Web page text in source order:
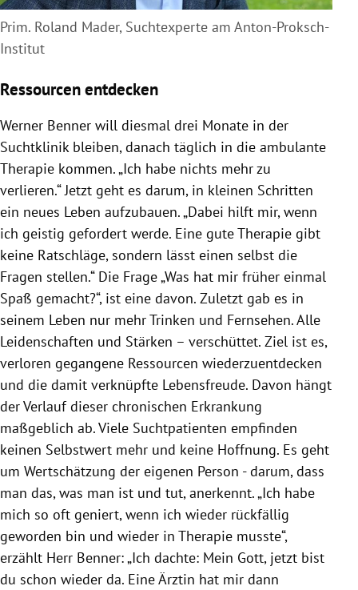
Prim. Roland Mader, Suchtexperte am Anton-Proksch-
Institut
Ressourcen entdecken
Werner Benner will diesmal drei Monate in der
Suchtklinikbleiben, danach täglich in die ambulante
Therapie kommen. „Ich habe nichts mehr zu
verlieren.“ Jetzt geht es darum, in kleinen Schritten
ein neues Leben aufzubauen. „Dabei hilft mir, wenn
ich geistig gefordert werde. Eine gute Therapie gibt
keine Ratschläge, sondern lässt einen selbst die
Fragen stellen.“ Die Frage „Was hat mir früher einmal
Spaß gemacht?“, ist eine davon. Zuletzt gab es in
seinem Leben nur mehr Trinken und Fernsehen. Alle
Leidenschaften und Stärken – verschüttet. Ziel ist es,
verloren gegangene Ressourcen wiederzuentdecken
und die damit verknüpfte Lebensfreude. Davon hängt
der Verlauf dieser chronischen Erkrankung
maßgeblich ab. Viele Suchtpatienten empfinden
keinen Selbstwert mehr und keine Hoffnung. Es geht
um Wertschätzung der eigenen Person - darum, dass
man das, was man ist und tut, anerkennt. „Ich habe
mich so oft geniert, wenn ich wieder rückfällig
geworden bin und wieder in Therapie musste“,
erzählt Herr Benner: „Ich dachte: Mein Gott, jetzt bist
du schon wieder da. Eine Ärztin hat mir dann